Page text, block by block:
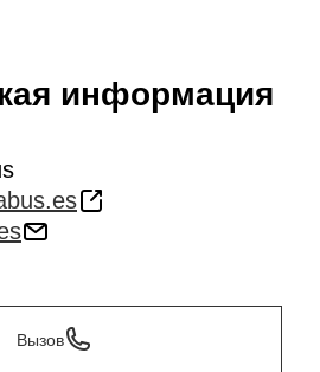
информация
Вызов